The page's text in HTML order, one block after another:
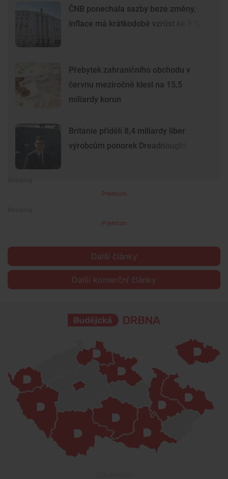
ČNB ponechala sazby beze změny,
inflace má krátkodobě vzrůst ke 3 %
Přebytek zahraničního obchodu v
červnu meziročně klesl na 15,5
miliardy korun
Británie přidělí 8,4 miliardy liber
výrobcům ponorek Dreadnought
Premium
Premium
Další články
Další komerční články